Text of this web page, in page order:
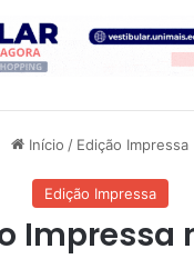
Início / Edição Impressa
Edição Impressa
Impressa